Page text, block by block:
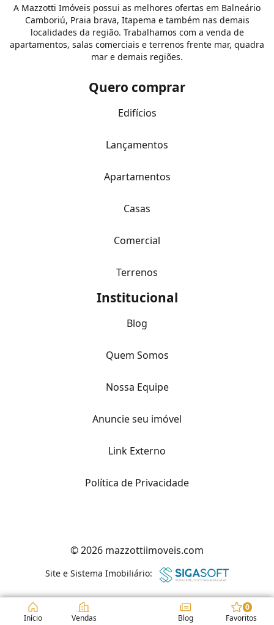
A Mazzotti Imóveis possui as melhores ofertas em Balneário
Camboriú, Praia brava, Itapema e também nas demais
localidades da região. Trabalhamos com a venda de
apartamentos, salas comerciais e terrenos frente mar, quadra
mar e demais regiões.
Quero comprar
Edifícios
Lançamentos
Apartamentos
Casas
Comercial
Terrenos
Institucional
Blog
Quem Somos
Nossa Equipe
Anuncie seu imóvel
Link Externo
Política de Privacidade
© 2026 mazzottiimoveis.com
Site e Sistema Imobiliário:
Início Vendas Blog
0
Favoritos